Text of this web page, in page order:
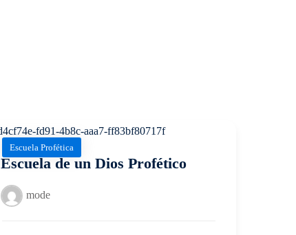
Escuela Profética
Escuela de un Dios Profético
mode